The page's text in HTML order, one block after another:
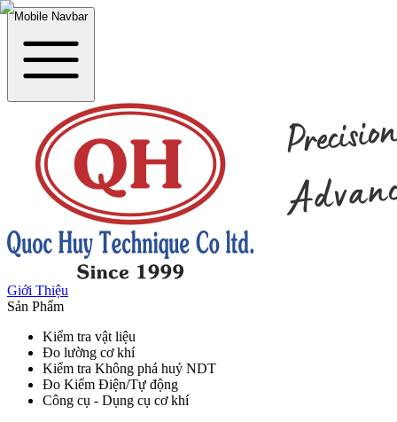
Mobile Navbar
Giới Thiệu
Sản Phẩm
Kiểm tra vật liệu
Đo lường cơ khí
Kiểm tra Không phá huỷ NDT
Đo Kiểm Điện/Tự động
Công cụ - Dụng cụ cơ khí